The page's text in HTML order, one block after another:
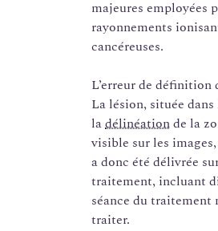
majeures employées
rayonnements
cancéreuses.
L’erreur de
La lésion, située
ladélinéationde la
visible sur les
a donc été délivrée
traitement, incluant
séance du traitement
traiter.